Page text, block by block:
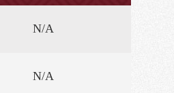
N/A
N/A